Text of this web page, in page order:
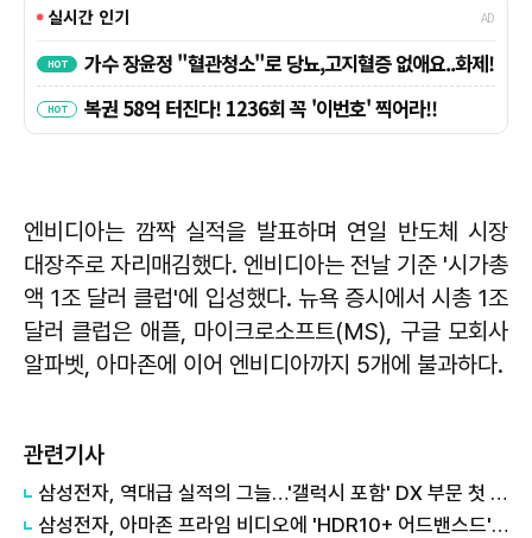
엔비디아는 깜짝 실적을 발표하며 연일 반도체 시장
대장주로 자리매김했다. 엔비디아는 전날 기준 '시가총
액 1조 달러 클럽'에 입성했다. 뉴욕 증시에서 시총 1조
달러 클럽은 애플, 마이크로소프트(MS), 구글 모회사
알파벳, 아마존에 이어 엔비디아까지 5개에 불과하다.
관련기사
삼성전자, 역대급 실적의 그늘…'갤럭시 포함' DX 부문 첫 적자
삼성전자, 아마존 프라임 비디오에 'HDR10+ 어드밴스드' 기술 선보여